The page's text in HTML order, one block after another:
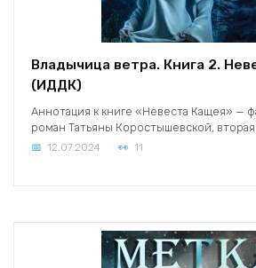
Владычица ветра. Книга 2.
(ИДДК)
Аннотация к книге «Невеста Кащея» —
роман Татьяны Коростышевской, вторая
12.07.2024 11